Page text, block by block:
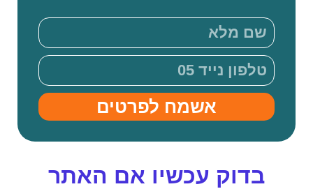
אשמח לפרטים
בדוק עכשיו אם האתר